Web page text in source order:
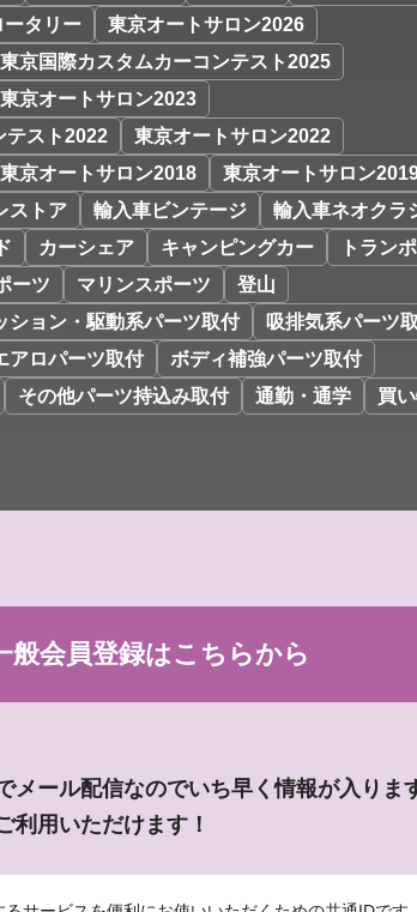
ータリー
東京オートサロン2026
東京国際カスタムカーコンテスト2025
東京オートサロン2023
テスト2022
東京オートサロン2022
東京オートサロン2018
東京オートサロン
ストア 輸入車ビンテージ
輸入車ネオクラ
カーシェア キャンピングカー
トランポ
ーツ マリンスポーツ
登山
ション・駆動系パーツ取付
吸排気系パーツ
アロパーツ取付
ボディ補強パーツ取付
その他パーツ持込み取付 通勤・通学 買
般会員登録はこちらから
メール配信なのでいち早く情報が入りま
利用いただけます！